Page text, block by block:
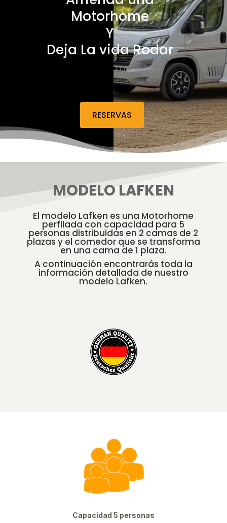
Motorhome
Y
Deja La vida Rodar
RESERVAS
MODELO LAFKEN
El modelo Lafken es una Motorhome
perfilada con capacidad para 5
personas distribuidas en 2 camas de 2
plazas y el comedor que se transforma
en una cama de 1 plaza.
A continuación encontrarás toda la
información detallada de nuestro
modelo Lafken.
Capacidad 5 personas